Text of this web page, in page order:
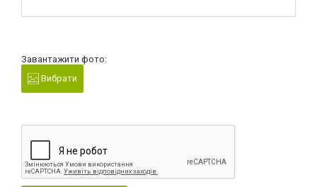
Завантажити фото:
Вибрати